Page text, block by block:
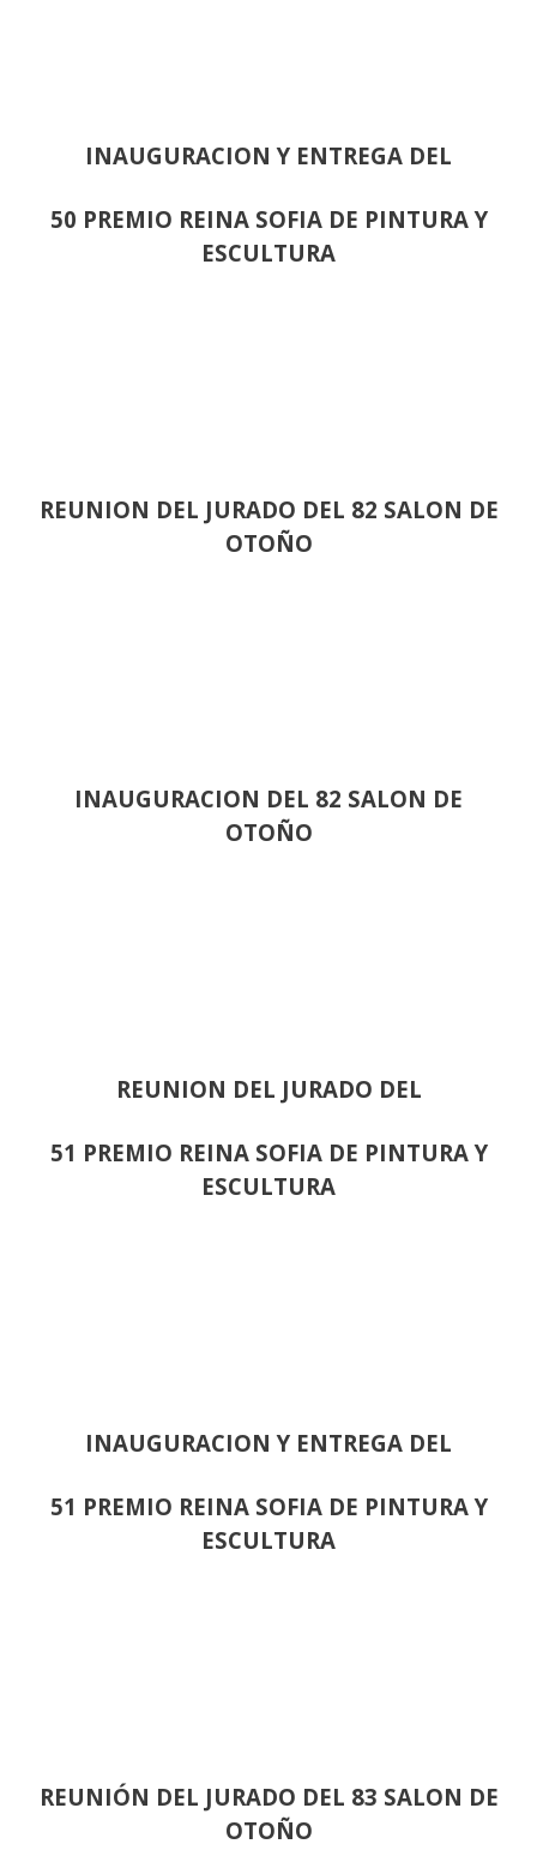
INAUGURACION Y ENTREGA DEL
50 PREMIO REINA SOFIA DE PINTURA Y
ESCULTURA
REUNION DEL JURADO DEL 82 SALON DE
OTOÑO
INAUGURACION DEL 82 SALON DE
OTOÑO
REUNION DEL JURADO DEL
51 PREMIO REINA SOFIA DE PINTURA Y
ESCULTURA
INAUGURACION Y ENTREGA DEL
51 PREMIO REINA SOFIA DE PINTURA Y
ESCULTURA
REUNIÓN DEL JURADO DEL 83 SALON DE
OTOÑO